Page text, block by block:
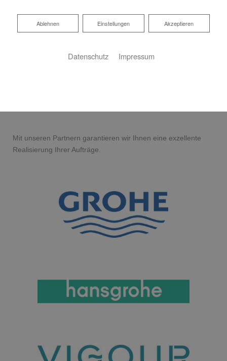
Mit unseren Partnern garantieren wir Ihnen eine exzellente
Realisierung Ihrer Aufträge.
Akzeptieren
Einstellungen
Ablehnen
Ablehnen
Datenschutz Impressum